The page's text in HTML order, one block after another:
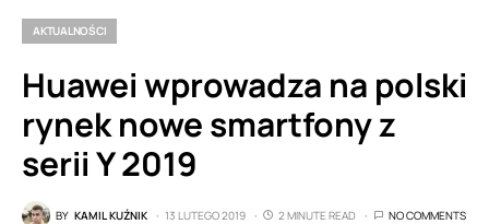
AKTUALNOŚCI
Huawei wprowadza na polski
rynek nowe smartfony z
serii Y 2019
BY KAMIL KUŹNIK 13 LUTEGO 2019 2 MINUTE READ NO COMMENTS